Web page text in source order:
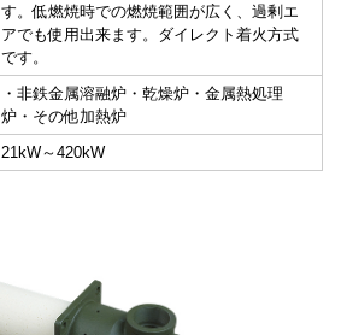
す。低燃焼時での燃焼範囲が広く、過剰エ
アでも使用出来ます。ダイレクト着火方式
です。
・非鉄金属溶融炉・乾燥炉・金属熱処理
炉・その他加熱炉
21kW～420kW